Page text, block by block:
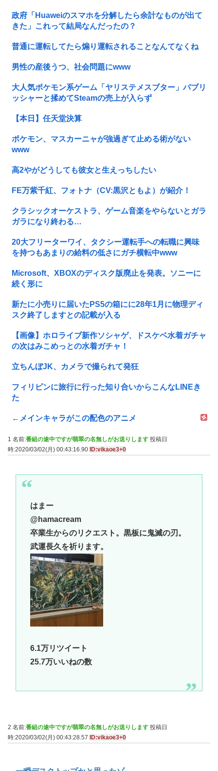
政府「Huaweiのスマホを分解したら余計なものが出て
きた」これって結局なんだったの？
普通に運転してたら煽り運転されることなんてなくね
男性の産後うつ、社会問題にwww
大人気ポケモン系ゲーム「ヤリステメスブター」パブリ
ッシャーと揉めてSteamの売上が入らず
【本日】任天堂決算
ポケモン、マスカーニャが強過ぎて止める術がない
www
高2やがどうしても彼女と生えっちしたい
FE万紫千紅、フォトナ（CV:黒沢ともよ）が紹介！
クラシックオーケストラ、ゲーム音楽をやらないとガラ
ガラになり終わる…
20大フリーターワイ、タクシー運転手への転職に興味
を持つもあまりの給料の低さにガチ横転中www
Microsoft、XBOXのディスク版廃止を発表。ソニーに
続く形に
新たに小売りに届いたPS5の箱にに28年1月に物理ディ
スク終了しますとの記載が入る
【画像】ホロライブ新作ソシャゲ、ドスケベ水着ガチャ
の次はみこめっとの水着ガチャ！
立ちんぼJK、カメラで撮られて発狂
フィリピンに旅行に行った知り合いからこんなLINEき
た
←メインキャラがこの配色のアニメ
1 名前:番組の途中ですが翡翠の名無しがお送りします 投稿日
時:2020/03/02(月) 00:43:16.90 ID:vikaoe3+0
はまー
@hamacream
卒業生からのリクエスト。黒板に鬼滅の刃。
武運長久を祈ります。
6.1万リツイート
25.7万いいねの数
2 名前:番組の途中ですが翡翠の名無しがお送りします 投稿日
時:2020/03/02(月) 00:43:28.57
ID:vikaoe3+0